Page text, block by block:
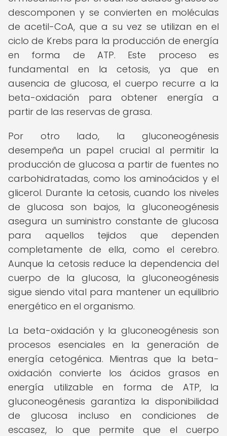
descomponen y se convierten en moléculas
de acetil-CoA, que a su vez se utilizan en el
ciclo de Krebs para la producción de energía
en forma de ATP. Este proceso es
fundamental en la cetosis, ya que en
ausencia de glucosa, el cuerpo recurre a la
beta-oxidación para obtener energía a
partir de las reservas de grasa.
Por otro lado, la gluconeogénesis
desempeña un papel crucial al permitir la
producción de glucosa a partir de fuentes no
carbohidratadas, como los aminoácidos y el
glicerol. Durante la cetosis, cuando los niveles
de glucosa son bajos, la gluconeogénesis
asegura un suministro constante de glucosa
para aquellos tejidos que dependen
completamente de ella, como el cerebro.
Aunque la cetosis reduce la dependencia del
cuerpo de la glucosa, la gluconeogénesis
sigue siendo vital para mantener un equilibrio
energético en el organismo.
La beta-oxidación y la gluconeogénesis son
procesos esenciales en la generación de
energía cetogénica. Mientras que la beta-
oxidación convierte los ácidos grasos en
energía utilizable en forma de ATP, la
gluconeogénesis garantiza la disponibilidad
de glucosa incluso en condiciones de
escasez, lo que permite que el cuerpo